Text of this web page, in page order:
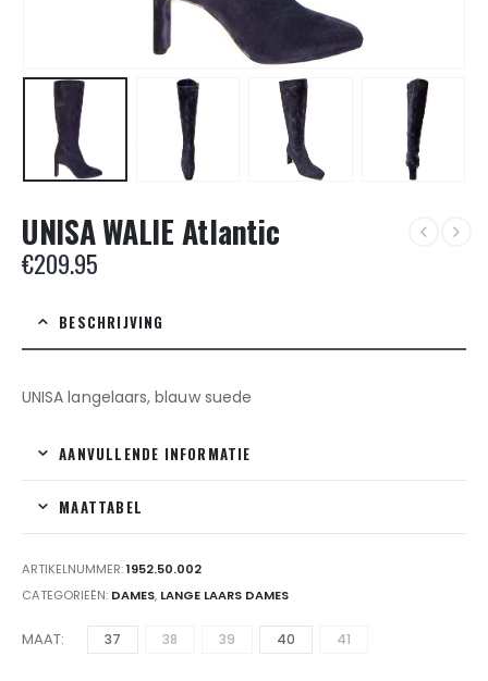
UNISA WALIE Atlantic
€209.95
BESCHRIJVING
UNISA langelaars, blauw suede
AANVULLENDE INFORMATIE
MAATTABEL
ARTIKELNUMMER:1952.50.002
CATEGORIEËN: DAMES, LANGE LAARS DAMES
MAAT 37 38 39 40 41